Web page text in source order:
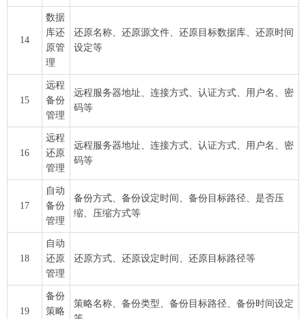
14
数据
库还
原管
理
还原名称、还原源文件、还原目标数据库、还原时间
设定等
15
远程
备份
管理
远程服务器地址、连接方式、认证方式、用户名、密
码等
16
远程
还原
管理
远程服务器地址、连接方式、认证方式、用户名、密
码等
17
自动
备份
管理
备份方式、备份设定时间、备份目标路径、是否压
缩、压缩方式等
18
自动
还原
管理
还原方式、还原设定时间、还原目标路径等
19
备份
策略
策略名称、备份类型、备份目标路径、备份时间设定